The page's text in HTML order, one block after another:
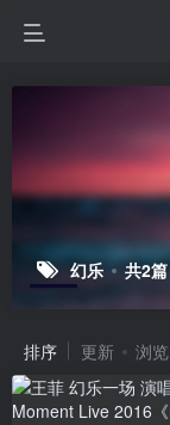
幻乐 共2篇
排序 更新 浏览